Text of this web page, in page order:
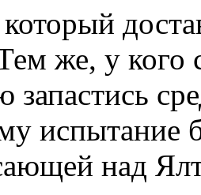
же, у кого
запастись
испытание
над